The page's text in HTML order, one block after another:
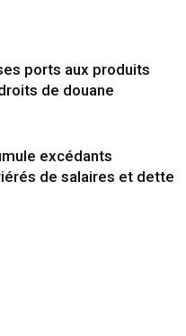
ports aux produits
de douane
excédants
de salaires et dette